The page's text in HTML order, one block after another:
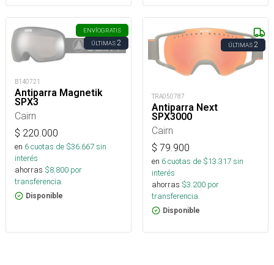
ENVÍOGRATIS
ÚLTIMAS2
B140721
Antiparra Magnetik
SPX3
Cairn
$ 220.000
en 6cuotas de $36.667sin
interés
ahorras $8.800 por
transferencia.
Disponible
ÚLTIMAS2
TRA050787
Antiparra Next
SPX3000
Cairn
$ 79.900
en 6cuotas de $13.317sin
interés
ahorras $3.200 por
transferencia.
Disponible